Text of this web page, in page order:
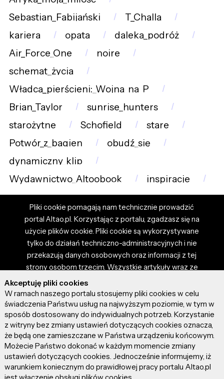
Sebastian_Fabijański
T_Challa
kariera
opata
daleka_podróż
Air_Force_One
noire
schemat_życia
Władca_pierścieni:_Wojna_na_P
Brian_Taylor
sunrise_hunters
starożytne
Schofield
stare
Potwór_z_bagien
obudź_się
dynamiczny_klip
Wydawnictwo_Altoobook
inspiracje
Pliki cookie pomagają nam technicznie prowadzić
portal Altao.pl. Korzystając z portalu, zgadzasz się na
użycie plików cookie. Pliki cookie są wykorzystywane
tylko do działań techniczno-administracyjnych i nie
przekazują danych osobowych oraz informacji z tej
strony osobom trzecim. Wszystkie artykuły wraz ze
zdjęciami i materiałami dostępnymi na portalu są
własnością użytkowników. Administrator i właściciel
portalu nie ponosi odpowiedzialności za tresci
prezentowane przez autorów artykułów. Dodając
artykuł, zgadzasz się z regulaminem portalu oraz
ponosisz odpowiedzialność za wszystkie materiały
umieszczone przez Ciebie na stronie altao.pl.
Szczegóły dostępne w regulaminie portalu.
Akceptuję pliki cookies
W ramach naszego portalu stosujemy pliki cookies w celu
świadczenia Państwu usług na najwyższym poziomie, w tym w
sposób dostosowany do indywidualnych potrzeb. Korzystanie
z witryny bez zmiany ustawień dotyczących cookies oznacza,
że będą one zamieszczane w Państwa urządzeniu końcowym.
Możecie Państwo dokonać w każdym momencie zmiany
ustawień dotyczących cookies. Jednocześnie informujemy, iż
warunkiem koniecznym do prawidłowej pracy portalu Altao.pl